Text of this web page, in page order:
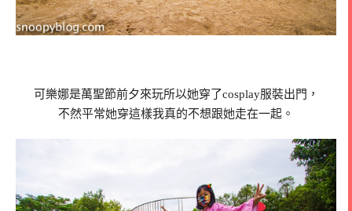
可樂娜是萬聖節前夕來玩所以她穿了cosplay服裝出門，
不然平常她穿這樣我真的不想跟她走在一起。